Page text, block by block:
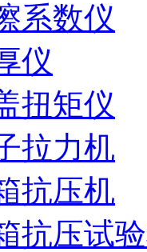
系数仪
仪
扭矩仪
拉力机
抗压机
抗压试